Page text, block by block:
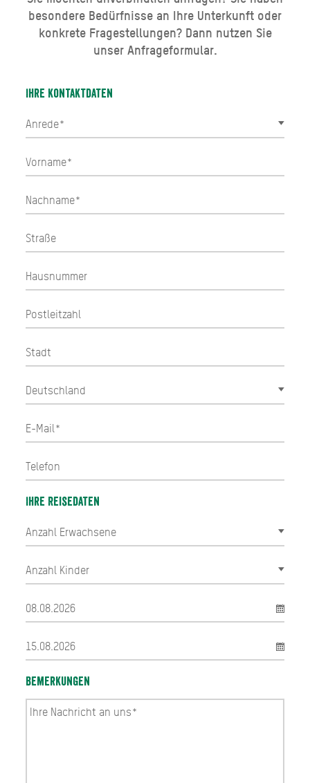
besondere Bedürfnisse an Ihre Unterkunft oder
konkrete Fragestellungen? Dann nutzen Sie
unser Anfrageformular.
Ihre Kontaktdaten
Ihre Reisedaten
Bemerkungen